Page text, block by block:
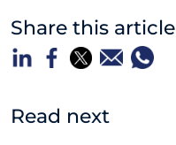
Share this article
Read next